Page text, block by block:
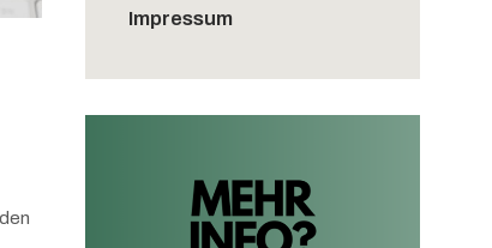
Impressum